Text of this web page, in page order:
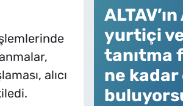
alıcı
yurtiçi
tanıtma
ne